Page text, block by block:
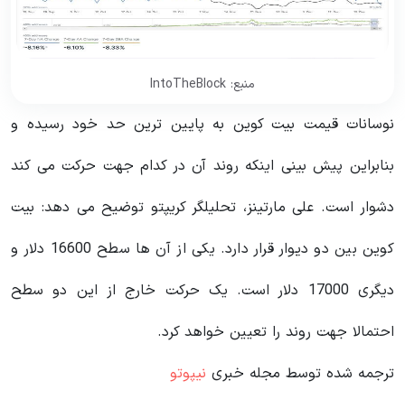
منبع: IntoTheBlock
نوسانات قیمت بیت کوین به پایین ترین حد خود رسیده و
بنابراین پیش بینی اینکه روند آن در کدام جهت حرکت می کند
دشوار است. علی مارتینز، تحلیلگر کریپتو توضیح می دهد: بیت
کوین بین دو دیوار قرار دارد. یکی از آن ها سطح 16600 دلار و
دیگری 17000 دلار است. یک حرکت خارج از این دو سطح
احتمالا جهت روند را تعیین خواهد کرد.
ترجمه شده توسط مجله خبری نیپوتو